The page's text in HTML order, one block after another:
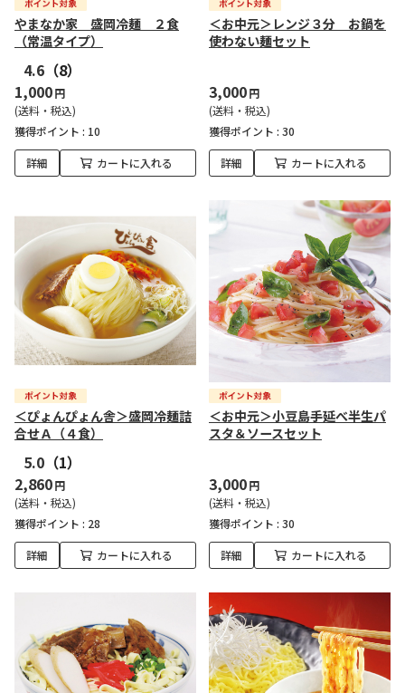
やまなか家 盛岡冷麺 ２食
（常温タイプ）
4.6 （8）
1,000円
(送料・税込)
獲得ポイント : 10
詳細 カートに入れる
＜お中元＞レンジ３分 お鍋を
使わない麺セット
3,000円
(送料・税込)
獲得ポイント : 30
詳細 カートに入れる
＜ぴょんぴょん舎＞盛岡冷麺詰
合せＡ（４食）
5.0 （1）
2,860円
(送料・税込)
獲得ポイント : 28
詳細 カートに入れる
＜お中元＞小豆島手延べ半生パ
スタ＆ソースセット
3,000円
(送料・税込)
獲得ポイント : 30
詳細 カートに入れる